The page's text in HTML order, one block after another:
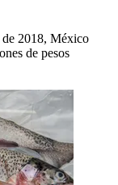
2018, México
de pesos